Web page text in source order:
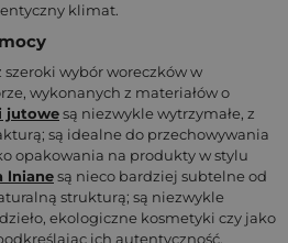
klimat.
wybór woreczków w
wykonanych z materiałów o
jutowesą niezwykle wytrzymałe, z
są idealne do przechowywania
opakowania na produkty w stylu
lnianesą nieco bardziej subtelne od
strukturą; są niezwykle
ekologiczne kosmetyki czy jako
ich autentyczność.